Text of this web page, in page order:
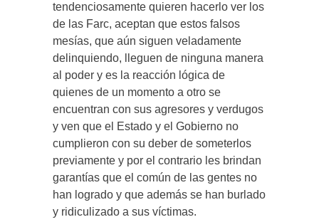
tendenciosamente quieren hacerlo ver los
de las Farc, aceptan que estos falsos
mesías, que aún siguen veladamente
delinquiendo, lleguen de ninguna manera
al poder y es la reacción lógica de
quienes de un momento a otro se
encuentran con sus agresores y verdugos
y ven que el Estado y el Gobierno no
cumplieron con su deber de someterlos
previamente y por el contrario les brindan
garantías que el común de las gentes no
han logrado y que además se han burlado
y ridiculizado a sus víctimas.